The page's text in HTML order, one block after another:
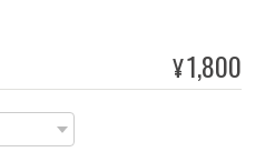
¥1,800